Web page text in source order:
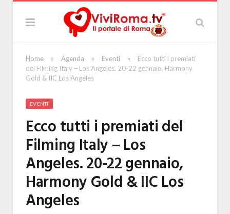
Home » Agenda » Eventi »
Ecco tutti i premiati
del Filming Italy – Los Angeles. 20-22 gennaio, Harmony
Gold & IIC Los Angeles
EVENTI
Ecco tutti i premiati del
Filming Italy – Los
Angeles. 20-22 gennaio,
Harmony Gold & IIC Los
Angeles